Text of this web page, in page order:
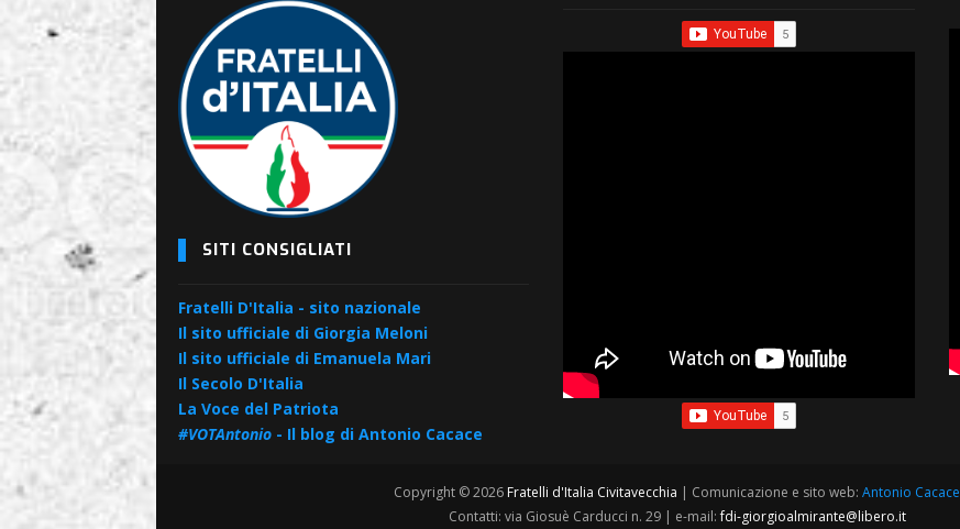
SITI CONSIGLIATI
Fratelli D'Italia - sito nazionale
Il sito ufficiale di Giorgia Meloni
Il sito ufficiale di Emanuela Mari
Il Secolo D'Italia
La Voce del Patriota
#VOTAntonio- Il blog di Antonio Cacace
Copyright © 2026 Fratelli d'Italia Civitavecchia | Comunicazione e sito web: Antonio Cacace
Contatti: via Giosuè Carducci n. 29 | e-mail:fdi-giorgioalmirante@libero.it